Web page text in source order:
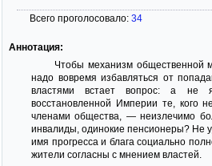
Всего проголосовало: 34
Аннотация:
Чтобы механизм общественной
надо вовремя избавляться от
властями встает вопрос: а не
восстановленной Империи те, кого
членами общества, — неизлечимо
инвалиды, одинокие пенсионеры? Не
имя прогресса и блага социально
жители согласны с мнением властей.